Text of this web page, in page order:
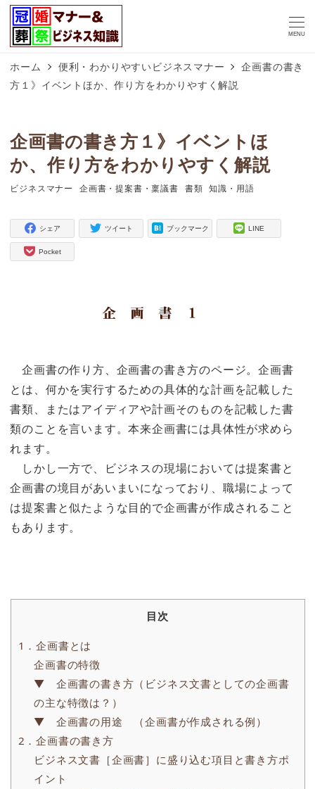
MENU
ホーム 便利・わかりやすいビジネスマナー
企画書の書き
方１》イベントほか、作り方をわかりやすく解説
企画書の書き方１》イベントほ
か、作り方をわかりやすく解説
タグ
ビジネスマナー
タグ
企画書・提案書・稟議書
タグ
書類
タグ
知識・用語
シェア ツイート ブックマーク LINE
Pocket
企画書の作り方、企画書の書き方のページ。企画書
とは、何かを実行するための具体的な計画を記載した
書類、またはアイディアや計画そのものを記載した書
類のことを言います。本来企画書には具体性が求めら
れます。
しかし一方で、ビジネスの現場においては提案書と
企画書の境目があいまいになっており、職場によって
は提案書と似たような目的で企画書が作成されること
もあります。
目次
1．企画書とは
企画書の特徴
▼ 企画書の書き方（ビジネス文書としての企画書
の主な特徴は？）
▼ 企画書の用途 （企画書が作成される例）
2．企画書の書き方
ビジネス文書［企画書］に盛り込む項目と書き方ポ
イント